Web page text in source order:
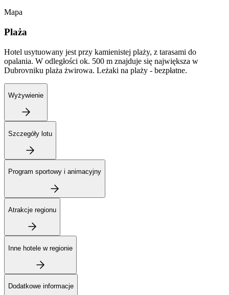
Mapa
Plaża
Hotel usytuowany jest przy kamienistej plaży, z tarasami do
opalania. W odległości ok. 500 m znajduje się największa w
Dubrovniku plaża żwirowa. Leżaki na plaży - bezpłatne.
Wyżywienie
Szczegóły lotu
Program sportowy i animacyjny
Atrakcje regionu
Inne hotele w regionie
Dodatkowe informacje